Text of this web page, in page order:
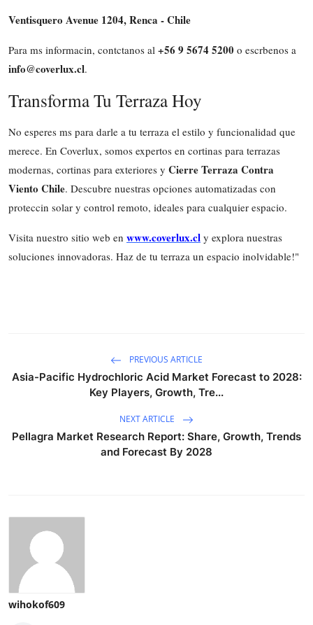
Ventisquero Avenue 1204, Renca - Chile
Para ms informacin, contctanos al +56 9 5674 5200 o escrbenos a
info@coverlux.cl.
Transforma Tu Terraza Hoy
No esperes ms para darle a tu terraza el estilo y funcionalidad que
merece. En Coverlux, somos expertos en cortinas para terrazas
modernas, cortinas para exteriores y Cierre Terraza Contra
Viento Chile. Descubre nuestras opciones automatizadas con
proteccin solar y control remoto, ideales para cualquier espacio.
Visita nuestro sitio web en www.coverlux.cl y explora nuestras
soluciones innovadoras. Haz de tu terraza un espacio inolvidable!"
PREVIOUS ARTICLE
Asia-Pacific Hydrochloric Acid Market Forecast to 2028:
Key Players, Growth, Tre...
NEXT ARTICLE
Pellagra Market Research Report: Share, Growth, Trends
and Forecast By 2028
wihokof609